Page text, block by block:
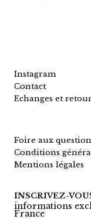
Instagram
Contact
Echanges et
Foire aux
Conditions
Mentions légales
INSCRIVEZ-
informations
France